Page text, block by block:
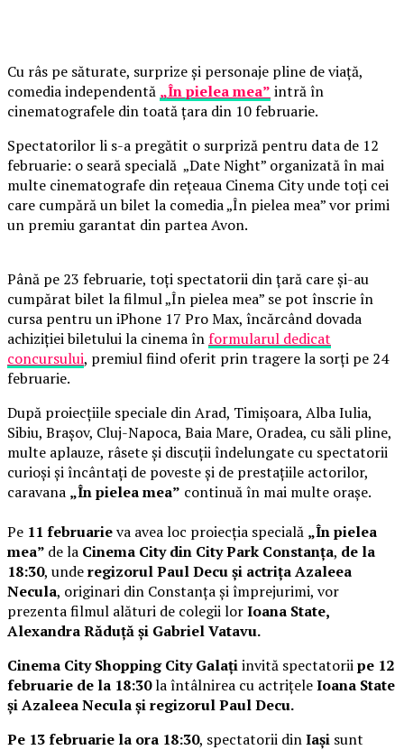
Cu râs pe săturate, surprize și personaje pline de viață,
comedia independentă „În pielea mea” intră în
cinematografele din toată țara din 10 februarie.
Spectatorilor li s-a pregătit o surpriză pentru data de 12
februarie: o seară specială „Date Night” organizată în mai
multe cinematografe din rețeaua Cinema City unde toți cei
care cumpără un bilet la comedia „În pielea mea” vor primi
un premiu garantat din partea Avon.
Până pe 23 februarie, toți spectatorii din țară care și-au
cumpărat bilet la filmul „În pielea mea” se pot înscrie în
cursa pentru un iPhone 17 Pro Max, încărcând dovada
achiziției biletului la cinema înformularul dedicat
concursului, premiul fiind oferit prin tragere la sorți pe 24
februarie.
După proiecțiile speciale din Arad, Timișoara, Alba Iulia,
Sibiu, Brașov, Cluj-Napoca, Baia Mare, Oradea, cu săli pline,
multe aplauze, râsete și discuții îndelungate cu spectatorii
curioși și încântați de poveste și de prestațiile actorilor,
caravana „În pielea mea” continuă în mai multe orașe.
Pe 11 februarieva avea loc proiecția specială „În pielea
mea” de la Cinema City din City Park Constanța, de la
18:30, underegizorul Paul Decu și actrița Azaleea
Necula, originari din Constanța și împrejurimi, vor
prezenta filmul alături de colegii lorIoana State,
Alexandra Răduță și Gabriel Vatavu.
Cinema City Shopping City Galațiinvită spectatoriipe 12
februarie de la 18:30la întâlnirea cu actrițeleIoana State
și Azaleea Necula și regizorul Paul Decu.
Pe 13 februarie la ora 18:30, spectatorii dinIași sunt